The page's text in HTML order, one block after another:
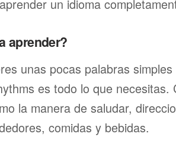
un idioma
aprender?
unas pocas palabras
es todo lo que
la manera de saludar,
comidas y bebidas.